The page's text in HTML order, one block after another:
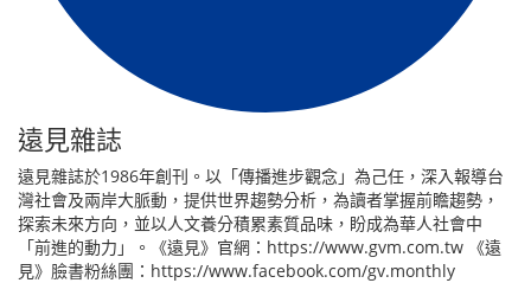
遠見雜誌
遠見雜誌於1986年創刊。以「傳播進步觀念」為己任，深入報導台
灣社會及兩岸大脈動，提供世界趨勢分析，為讀者掌握前瞻趨勢，
探索未來方向，並以人文養分積累素質品味，盼成為華人社會中
「前進的動力」。《遠見》官網：https://www.gvm.com.tw 《遠
見》臉書粉絲團：https://www.facebook.com/gv.monthly